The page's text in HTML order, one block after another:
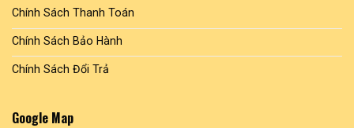
Chính Sách Thanh Toán
Chính Sách Bảo Hành
Chính Sách Đổi Trả
Google Map